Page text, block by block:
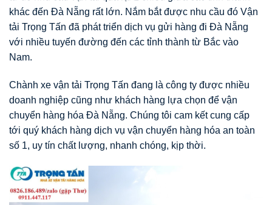
khác đến Đà Nẵng rất lớn. Nắm bắt được nhu cầu đó Vận
tải Trọng Tấn đã phát triển dịch vụ gửi hàng đi Đà Nẵng
với nhiều tuyến đường đến các tỉnh thành từ Bắc vào
Nam.
Chành xe vận tải Trọng Tấn đang là công ty được nhiều
doanh nghiệp cũng như khách hàng lựa chọn để vận
chuyển hàng hóa Đà Nẵng. Chúng tôi cam kết cung cấp
tới quý khách hàng dịch vụ vận chuyển hàng hóa an toàn
số 1, uy tín chất lượng, nhanh chóng, kịp thời.